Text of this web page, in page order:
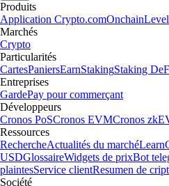
Produits
Application Crypto.comOnchain
Marchés
Crypto
Particularités
CartesPaniersEarnStakingStaking
Entreprises
GardePay pour commerçant
Développeurs
Cronos PoSCronos EVMCronos
Ressources
RechercheActualités du marchéLearn
USDGlossaireWidgets de prixBot
plaintesService clientResumen de
Société